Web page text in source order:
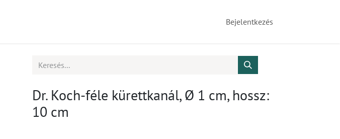
Bejelentkezés
Dr. Koch-féle kürettkanál, Ø 1 cm, hossz:
10 cm